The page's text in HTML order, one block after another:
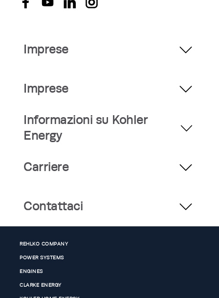
Imprese
Imprese
Informazioni su Kohler
Energy
Carriere
Contattaci
REHLKO COMPANY
POWER SYSTEMS
ENGINES
CLARKE ENERGY